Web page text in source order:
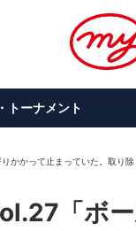
トーナメント
かかって止まっていた。取り除
「ボ